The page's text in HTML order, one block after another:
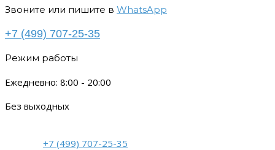
Звоните или пишите в WhatsApp
+7 (499) 707-25-35
Режим работы
Ежедневно: 8:00 - 20:00
Без выходных
+7 (499) 707-25-35